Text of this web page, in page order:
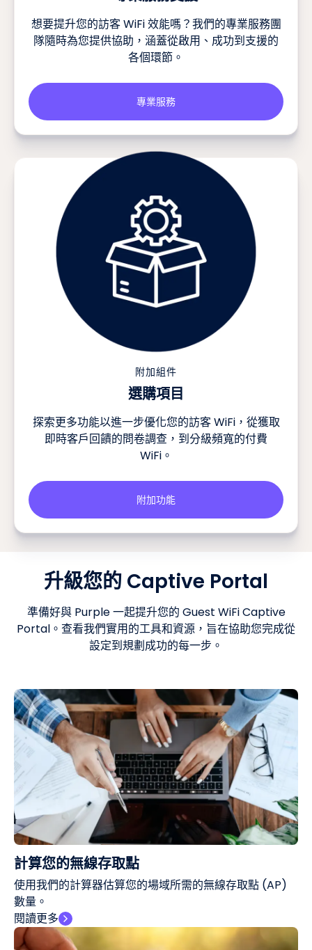
想要提升您的訪客 WiFi 效能嗎？我們的專業服務團
隊隨時為您提供協助，涵蓋從啟用、成功到支援的
各個環節。
專業服務
附加組件
選購項目
探索更多功能以進一步優化您的訪客 WiFi，從獲取
即時客戶回饋的問卷調查，到分級頻寬的付費
WiFi。
附加功能
升級您的 Captive Portal
準備好與 Purple 一起提升您的 Guest WiFi Captive
Portal。查看我們實用的工具和資源，旨在協助您完成從
設定到規劃成功的每一步。
計算您的無線存取點
使用我們的計算器估算您的場域所需的無線存取點 (AP)
數量。
閱讀更多